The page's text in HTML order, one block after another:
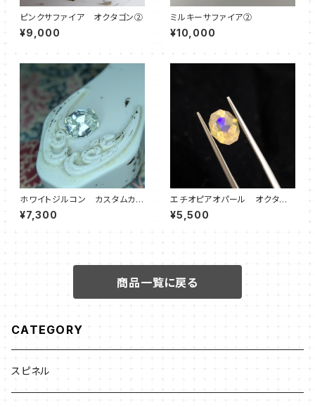
ピンクサファイア オクタゴン②
¥9,000
ミルキーサファイア②
¥10,000
ホワイトジルコン カスタムカッ
ト オクタゴン
¥7,300
エチオピアオパール オクタゴ
ン③
¥5,500
商品一覧に戻る
CATEGORY
スピネル